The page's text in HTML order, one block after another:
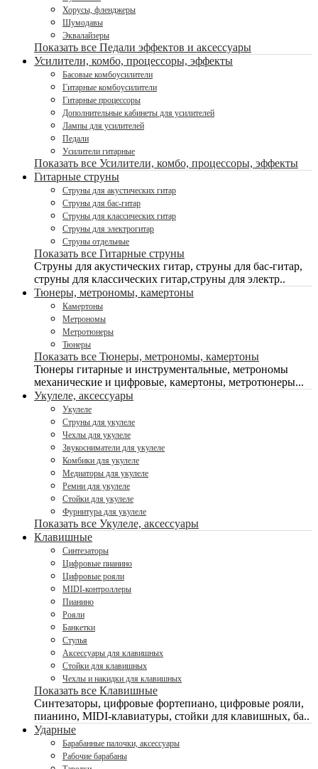
Хорусы, фленджеры
Шумодавы
Эквалайзеры
Показать все Педали эффектов и аксессуары
Усилители, комбо, процессоры, эффекты
Басовые комбоусилители
Гитарные комбоусилители
Гитарные процессоры
Дополнительные кабинеты для усилителей
Лампы для усилителей
Педали
Усилители гитарные
Показать все Усилители, комбо, процессоры, эффекты
Гитарные струны
Струны для акустических гитар
Струны для бас-гитар
Струны для классических гитар
Струны для электрогитар
Струны отдельные
Показать все Гитарные струны
Струны для акустических гитар, струны для бас-гитар,
струны для классических гитар,струны для электр..
Тюнеры, метрономы, камертоны
Камертоны
Метрономы
Метротюнеры
Тюнеры
Показать все Тюнеры, метрономы, камертоны
Тюнеры гитарные и инструментальные, метрономы
механические и цифровые, камертоны, метротюнеры...
Укулеле, аксессуары
Укулеле
Струны для укулеле
Чехлы для укулеле
Звукосниматели для укулеле
Комбики для укулеле
Медиаторы для укулеле
Ремни для укулеле
Стойки для укулеле
Фурнитура для укулеле
Показать все Укулеле, аксессуары
Клавишные
Синтезаторы
Цифровые пианино
Цифровые рояли
MIDI-контроллеры
Пианино
Рояли
Банкетки
Стулья
Аксессуары для клавишных
Стойки для клавишных
Чехлы и накидки для клавишных
Показать все Клавишные
Синтезаторы, цифровые фортепиано, цифровые рояли,
пианино, MIDI-клавиатуры, стойки для клавишных, ба..
Ударные
Барабанные палочки, аксессуары
Рабочие барабаны